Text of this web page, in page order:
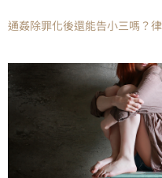
通姦除罪化後還能告小三嗎？